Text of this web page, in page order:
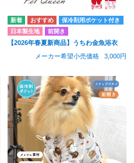
保冷剤用ポケット付き
日本製生地
前開き
【2026年春夏新商品】うちわ金魚浴衣
メーカー希望小売価格
3,000円